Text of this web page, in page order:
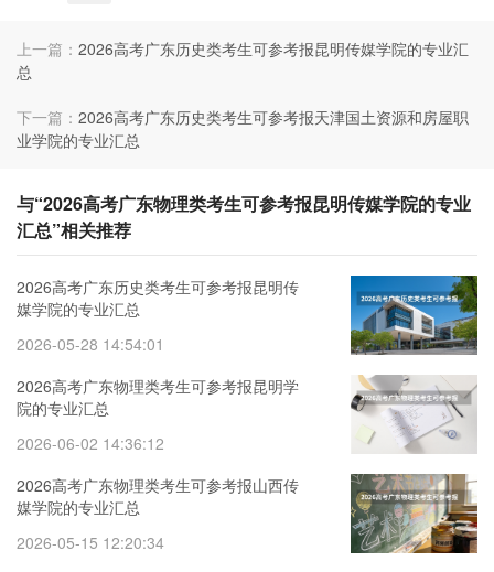
上一篇： 2026高考广东历史类考生可参考报昆明传媒学院的专业汇
总
下一篇： 2026高考广东历史类考生可参考报天津国土资源和房屋职
业学院的专业汇总
与“2026高考广东物理类考生可参考报昆明传媒学院的专业
汇总”相关推荐
2026高考广东历史类考生可参考报昆明传
媒学院的专业汇总
2026-05-28 14:54:01
2026高考广东物理类考生可参考报昆明学
院的专业汇总
2026-06-02 14:36:12
2026高考广东物理类考生可参考报山西传
媒学院的专业汇总
2026-05-15 12:20:34